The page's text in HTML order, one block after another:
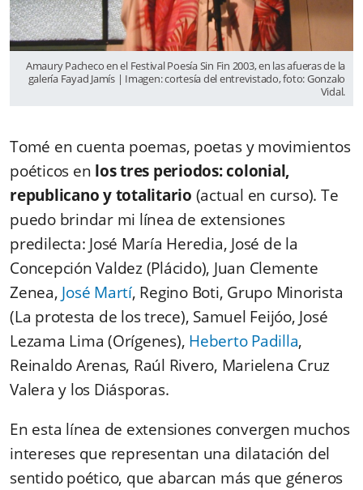
Amaury Pacheco en el Festival Poesía Sin Fin 2003, en las afueras de la
galería Fayad Jamís | Imagen: cortesía del entrevistado, foto: Gonzalo
Vidal.
Tomé en cuenta poemas, poetas y movimientos
poéticos en los tres periodos: colonial,
republicano y totalitario (actual en curso). Te
puedo brindar mi línea de extensiones
predilecta: José María Heredia, José de la
Concepción Valdez (Plácido), Juan Clemente
Zenea, José Martí, Regino Boti, Grupo Minorista
(La protesta de los trece), Samuel Feijóo, José
Lezama Lima (Orígenes), Heberto Padilla,
Reinaldo Arenas, Raúl Rivero, Marielena Cruz
Valera y los Diásporas.
En esta línea de extensiones convergen muchos
intereses que representan una dilatación del
sentido poético, que abarcan más que géneros